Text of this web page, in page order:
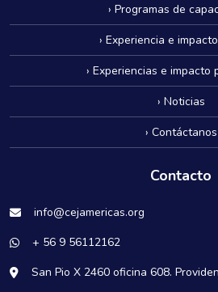
› Programas de
› Experiencia e
› Experiencias e impacto
› Noticias
› Contáctanos
Contacto
info@cejamericas.org
+ 56 9 56112162
San Pio X 2460 oficina 608.